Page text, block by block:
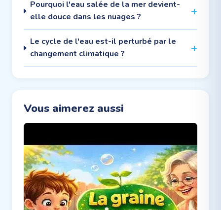
Pourquoi l'eau salée de la mer devient-
elle douce dans les nuages ?
Le cycle de l'eau est-il perturbé par le
changement climatique ?
Vous aimerez aussi